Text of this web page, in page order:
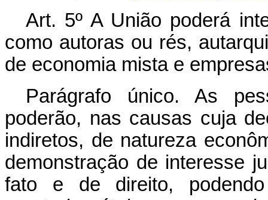
Art. 5º A União poderá
como autoras ou rés,
de economia mista e
Parágrafo único. As
poderão, nas causas cuja
indiretos, de natureza
demonstração de interesse
fato e de direito,